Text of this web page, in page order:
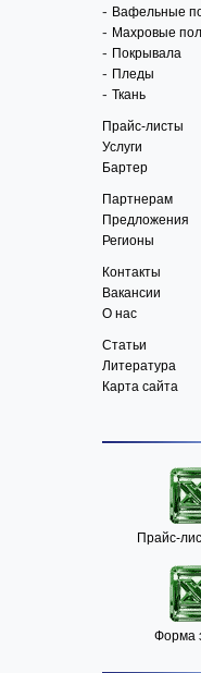
- Вафельные
- Махровые
- Покрывала
- Пледы
- Ткань
Прайс-листы
Услуги
Бартер
Партнерам
Предложения
Регионы
Контакты
Вакансии
О нас
Статьи
Литература
Карта сайта
Прайс-
Форма